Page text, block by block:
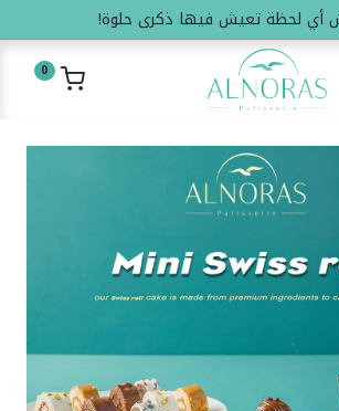
أي لحظة تعيش فيها ذكرى حلوة!
0